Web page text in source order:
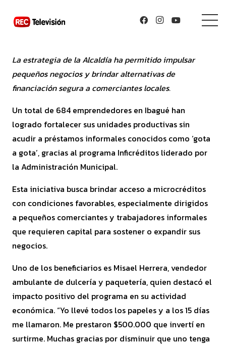
La estrategia de la Alcaldía ha permitido impulsar
pequeños negocios y brindar alternativas de
financiación segura a comerciantes locales.
Un total de 684 emprendedores en Ibagué han
logrado fortalecer sus unidades productivas sin
acudir a préstamos informales conocidos como ‘gota
a gota’, gracias al programa Inficréditos liderado por
la Administración Municipal.
Esta iniciativa busca brindar acceso a microcréditos
con condiciones favorables, especialmente dirigidos
a pequeños comerciantes y trabajadores informales
que requieren capital para sostener o expandir sus
negocios.
Uno de los beneficiarios es Misael Herrera, vendedor
ambulante de dulcería y paquetería, quien destacó el
impacto positivo del programa en su actividad
económica. “Yo llevé todos los papeles y a los 15 días
me llamaron. Me prestaron $500.000 que invertí en
surtirme. Muchas gracias por disminuir que uno tenga